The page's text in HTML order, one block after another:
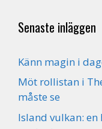
Senaste inläggen
Känn magin i
Möt rollistan i
måste se
Island vulkan: